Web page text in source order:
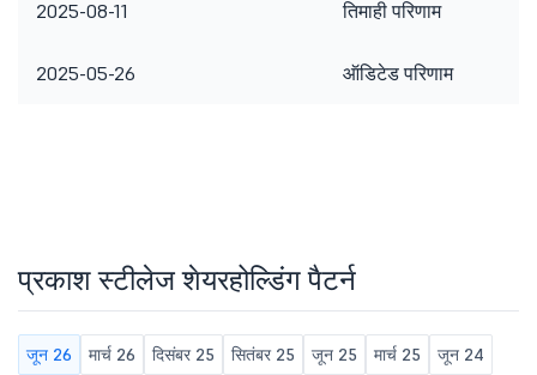
2025-08-11 तिमाही परिणाम
2025-05-26 ऑडिटेड परिणाम
प्रकाश स्टीलेज शेयरहोल्डिंग पैटर्न
जून 26 मार्च 26 दिसंबर 25 सितंबर 25 जून 25 मार्च 25
जून 24